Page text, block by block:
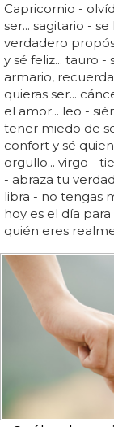
Capricornio -
ser... sagitario -
verdadero
y sé feliz... tauro -
armario,
quieras ser...
el amor... leo -
tener miedo de
confort y sé
orgullo... virgo -
- abraza tu
libra - no tengas
hoy es el día
quién eres